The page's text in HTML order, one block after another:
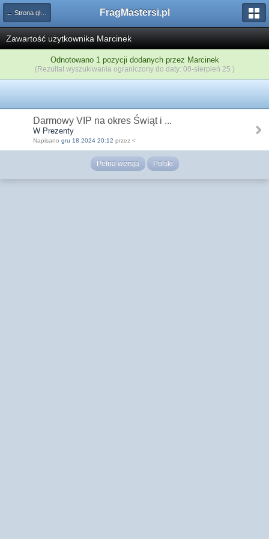
← Strona główna FragMastersi.pl
Zawartość użytkownika Marcinek
Odnotowano 1 pozycji dodanych przez Marcinek
(Rezultat wyszukiwania ograniczony do daty: 08-sierpień 25 )
Darmowy VIP na okres Świąt i ...
W Prezenty
Napisano gru 18 2024 20:12 przez <
Pełna wersja Polski